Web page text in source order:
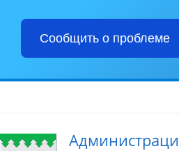
Сообщить о проблеме